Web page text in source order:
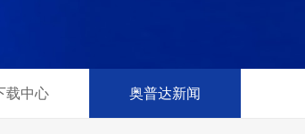
载中心 奥普达新闻